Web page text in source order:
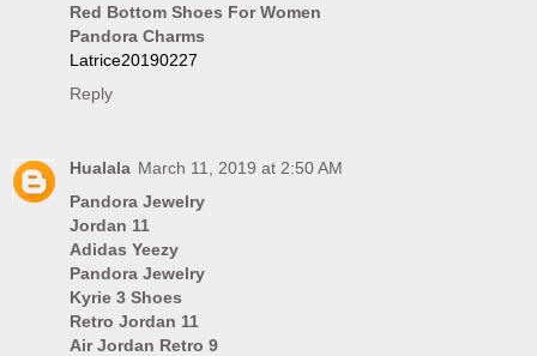
Red Bottom Shoes For Women
Pandora Charms
Latrice20190227
Reply
Hualala March 11, 2019 at 2:50 AM
Pandora Jewelry
Jordan 11
Adidas Yeezy
Pandora Jewelry
Kyrie 3 Shoes
Retro Jordan 11
Air Jordan Retro 9